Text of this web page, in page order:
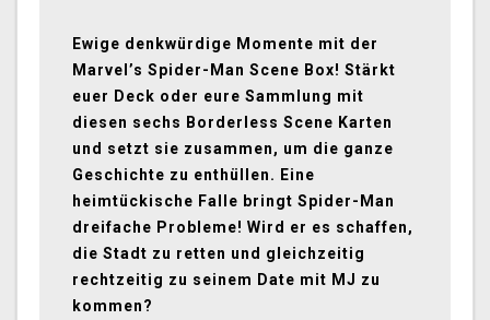
Ewige denkwürdige Momente mit der
Marvel’s Spider-Man Scene Box! Stärkt
euer Deck oder eure Sammlung mit
diesen sechs Borderless Scene Karten
und setzt sie zusammen, um die ganze
Geschichte zu enthüllen. Eine
heimtückische Falle bringt Spider-Man
dreifache Probleme! Wird er es schaffen,
die Stadt zu retten und gleichzeitig
rechtzeitig zu seinem Date mit MJ zu
kommen?